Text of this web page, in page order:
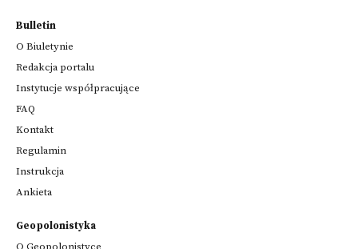
Bulletin
O Biuletynie
Redakcja portalu
Instytucje współpracujące
FAQ
Kontakt
Regulamin
Instrukcja
Ankieta
Geopolonistyka